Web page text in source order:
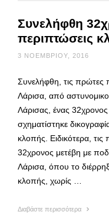
Συνελήφθη
περιπτώσεις
3 ΝΟΕΜΒΡΊΟΥ, 2016
Συνελήφθη, τις
Λάρισα, από
Λάρισας, ένας
σχηματίστηκε
κλοπής. Ειδικότερα,
32χρονος μετέβη με
Λάρισα, όπου το
κλοπής, χωρίς …
Διαβάστε περισσότερα